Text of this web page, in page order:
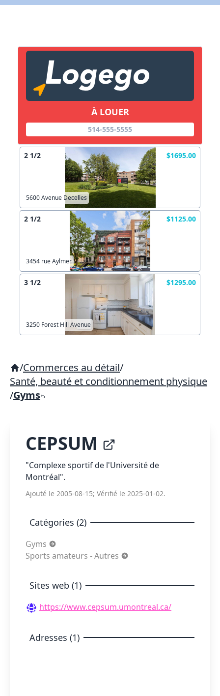
À LOUER
514-555-5555
2 1/2 $1695.00
5600 Avenue Decelles
2 1/2 $1125.00
3454 rue Aylmer
3 1/2 $1295.00
3250 Forest Hill Avenue
/Commerces au détail/
Santé, beauté et conditionnement physique
/Gyms
CEPSUM
"Complexe sportif de l'Université de
Montréal".
Ajouté le 2005-08-15; Vérifié le 2025-01-02.
Catégories (2)
Gyms
Sports amateurs - Autres
Sites web (1)
https://www.cepsum.umontreal.ca/
Adresses (1)
Lien vers inscription (sera inclus dans courriel)
Copier lien
X Fermer Envoyez
X Fermer